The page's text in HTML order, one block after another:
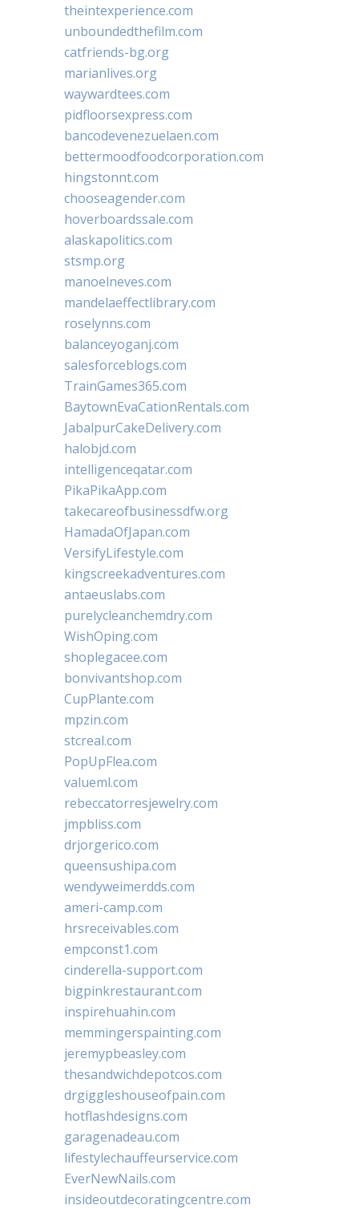
theintexperience.com
unboundedthefilm.com
catfriends-bg.org
marianlives.org
waywardtees.com
pidfloorsexpress.com
bancodevenezuelaen.com
bettermoodfoodcorporation.com
hingstonnt.com
chooseagender.com
hoverboardssale.com
alaskapolitics.com
stsmp.org
manoelneves.com
mandelaeffectlibrary.com
roselynns.com
balanceyoganj.com
salesforceblogs.com
TrainGames365.com
BaytownEvaCationRentals.com
JabalpurCakeDelivery.com
halobjd.com
intelligenceqatar.com
PikaPikaApp.com
takecareofbusinessdfw.org
HamadaOfJapan.com
VersifyLifestyle.com
kingscreekadventures.com
antaeuslabs.com
purelycleanchemdry.com
WishOping.com
shoplegacee.com
bonvivantshop.com
CupPlante.com
mpzin.com
stcreal.com
PopUpFlea.com
valueml.com
rebeccatorresjewelry.com
jmpbliss.com
drjorgerico.com
queensushipa.com
wendyweimerdds.com
ameri-camp.com
hrsreceivables.com
empconst1.com
cinderella-support.com
bigpinkrestaurant.com
inspirehuahin.com
memmingerspainting.com
jeremypbeasley.com
thesandwichdepotcos.com
drgiggleshouseofpain.com
hotflashdesigns.com
garagenadeau.com
lifestylechauffeurservice.com
EverNewNails.com
insideoutdecoratingcentre.com